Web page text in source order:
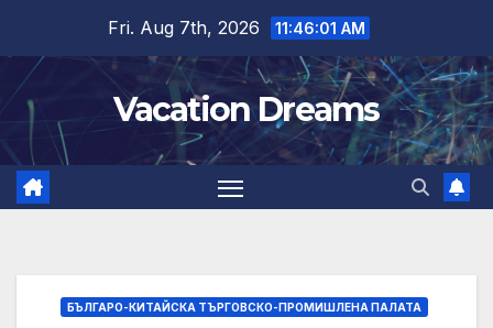
content
Fri. Aug 7th, 2026 11:46:02 AM
Vacation Dreams
БЪЛГАРО-КИТАЙСКА ТЪРГОВСКО-ПРОМИШЛЕНА ПАЛАТА